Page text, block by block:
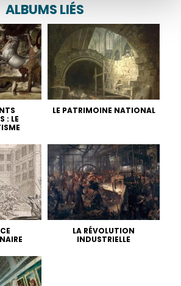
ALBUMS LIÉS
: LE
LE PATRIMOINE NATIONAL
LA RÉVOLUTION
INDUSTRIELLE